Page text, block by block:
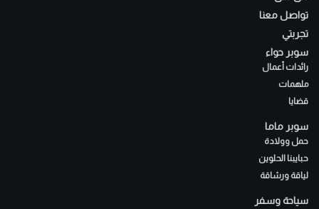
تواصل معنا
تجربتي
سوبر حواء
رائدات أعمال
ملهمات
قضايا
سوبر ماما
حمل وولادة
حبايبنا الحلوين
لياقة ورشاقة
سياحة وسفر